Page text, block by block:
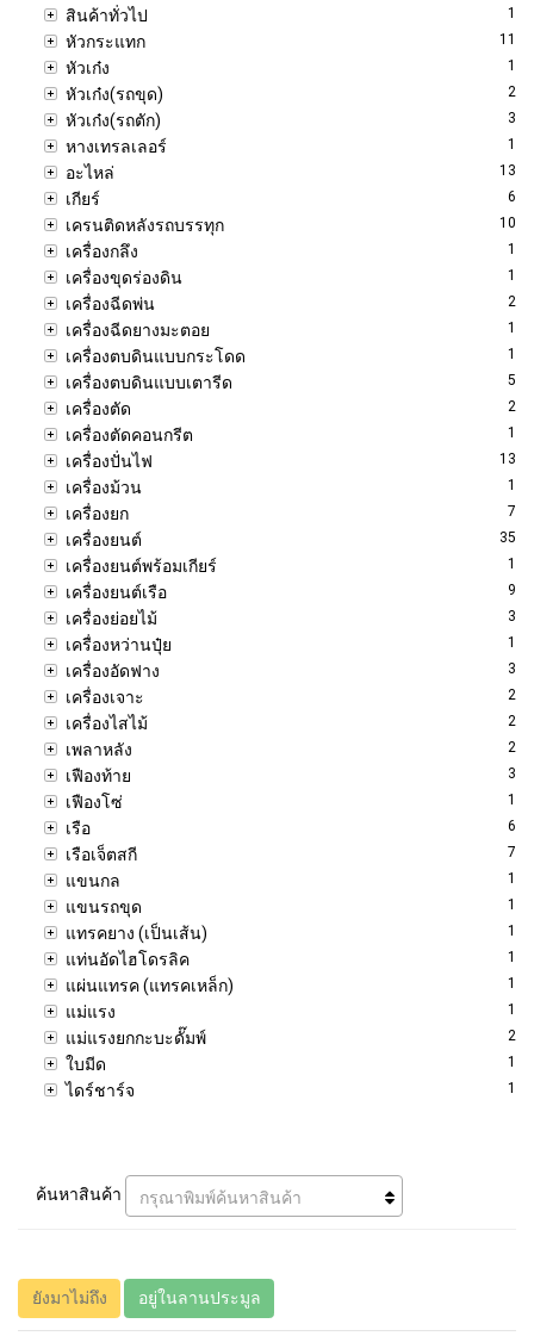
สินค้าทั่วไป 1
หัวกระแทก 11
หัวเก๋ง 1
หัวเก๋ง(รถขุด) 2
หัวเก๋ง(รถตัก) 3
หางเทรลเลอร์ 1
อะไหล่ 13
เกียร์ 6
เครนติดหลังรถบรรทุก 10
เครื่องกลึง 1
เครื่องขุดร่องดิน 1
เครื่องฉีดพ่น 2
เครื่องฉีดยางมะตอย 1
เครื่องตบดินแบบกระโดด 1
เครื่องตบดินแบบเตารีด 5
เครื่องตัด 2
เครื่องตัดคอนกรีต 1
เครื่องปั่นไฟ 13
เครื่องม้วน 1
เครื่องยก 7
เครื่องยนต์ 35
เครื่องยนต์พร้อมเกียร์ 1
เครื่องยนต์เรือ 9
เครื่องย่อยไม้ 3
เครื่องหว่านปุ๋ย 1
เครื่องอัดฟาง 3
เครื่องเจาะ 2
เครื่องไสไม้ 2
เพลาหลัง 2
เฟืองท้าย 3
เฟืองโซ่ 1
เรือ 6
เรือเจ็ตสกี 7
แขนกล 1
แขนรถขุด 1
แทรคยาง (เป็นเส้น) 1
แท่นอัดไฮโดรลิค 1
แผ่นแทรค (แทรคเหล็ก) 1
แม่แรง 1
แม่แรงยกกะบะดั๊มพ์ 2
ใบมีด 1
ไดร์ชาร์จ 1
ค้นหาสินค้า กรุณาพิมพ์ค้นหาสินค้า
ยังมาไม่ถึง อยู่ในลานประมูล